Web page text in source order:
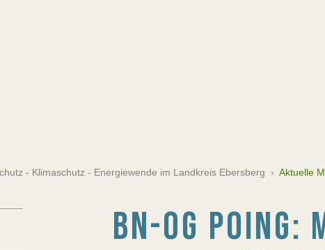
- Klimaschutz - Energiewende im Landkreis Ebersberg › Aktuelle
BN-OG POING: